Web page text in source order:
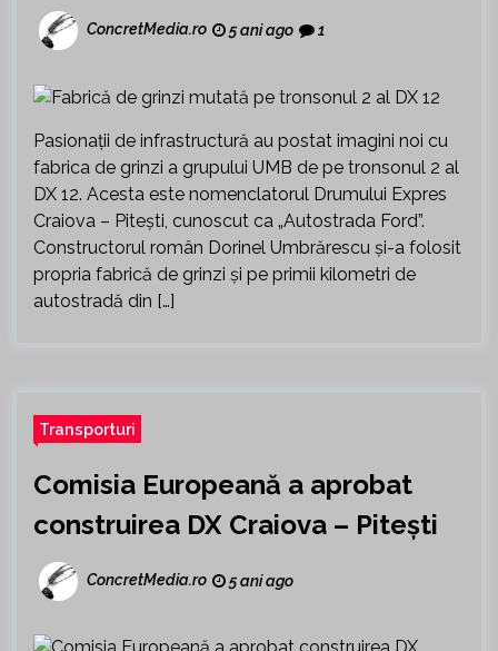
ConcretMedia.ro 5 ani ago 1
Pasionații de infrastructură au postat imagini noi cu
fabrica de grinzi a grupului UMB de pe tronsonul 2 al
DX 12. Acesta este nomenclatorul Drumului Expres
Craiova – Pitești, cunoscut ca „Autostrada Ford”.
Constructorul român Dorinel Umbrărescu și-a folosit
propria fabrică de grinzi și pe primii kilometri de
autostradă din […]
Transporturi
Comisia Europeană a aprobat
construirea DX Craiova – Pitești
ConcretMedia.ro 5 ani ago